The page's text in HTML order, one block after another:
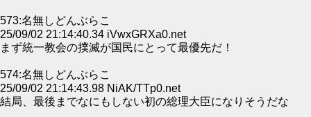
573:名無しどんぶらこ
25/09/02 21:14:40.34 iVwxGRXa0.net
まず統一教会の撲滅が国民にとって最優先だ！
574:名無しどんぶらこ
25/09/02 21:14:43.98 NiAK/TTp0.net
結局、最後までなにもしない初の総理大臣になりそうだな